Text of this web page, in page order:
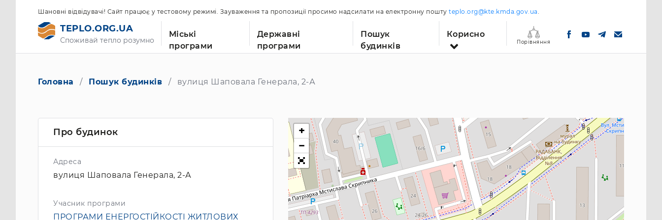
Шановні відвідувачі! Сайт працює у тестовому режимі. Зауваження та пропозиції просимо надсилати на електронну пошту teplo.org@kte.kmda.gov.ua.
TEPLO.ORG.UA
Споживай тепло розумно
Міські
програми
Державні
програми
Пошук
будинків
Корисно
Порівняння
Головна Пошук будинків вулиця Шаповала Генерала, 2-А
Про будинок
Адреса
вулиця Шаповала Генерала, 2-А
Учасник програми
ПРОГРАМИ ЕНЕРГОСТІЙКОСТІ ЖИТЛОВИХ
+
−